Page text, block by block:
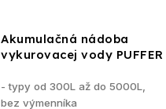
Akumulačná nádoba
vykurovacej vody PUFFER
- typy od 300L až do 5000L,
bez výmenníka